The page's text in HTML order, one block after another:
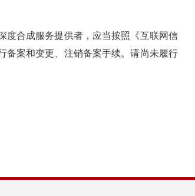
度合成服务提供者，应当按照《互联网信
备案和变更、注销备案手续。请尚未履行